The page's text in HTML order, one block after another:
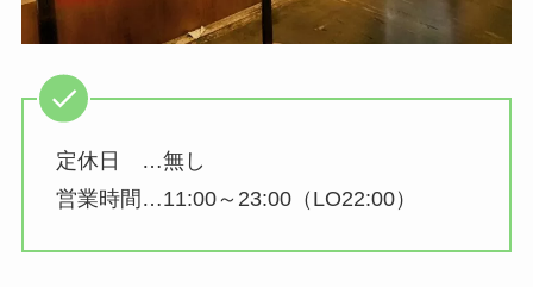
定休日 …無し
営業時間…11:00～23:00（LO22:00）